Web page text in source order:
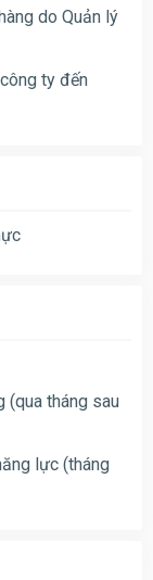
do Quản lý
ty đến
(qua tháng sau
lực (tháng